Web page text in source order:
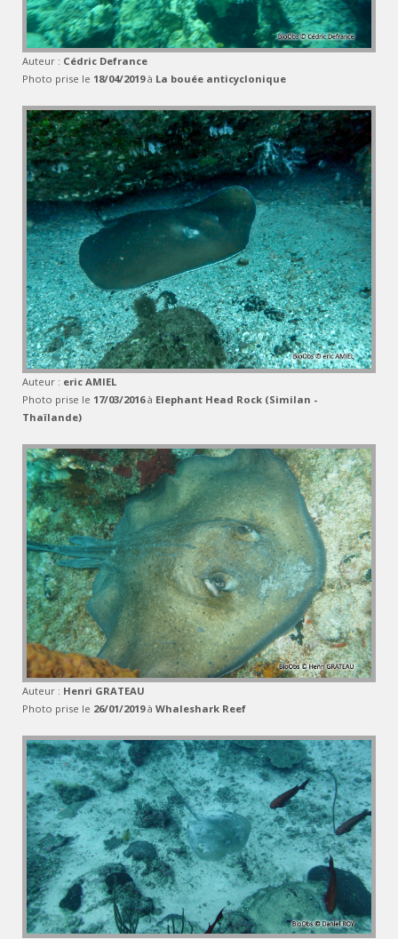
Auteur : Cédric Defrance
Photo prise le 18/04/2019à La bouée anticyclonique
Auteur : eric AMIEL
Photo prise le 17/03/2016à Elephant Head Rock (Similan -
Thaïlande)
Auteur : Henri GRATEAU
Photo prise le 26/01/2019à Whaleshark Reef